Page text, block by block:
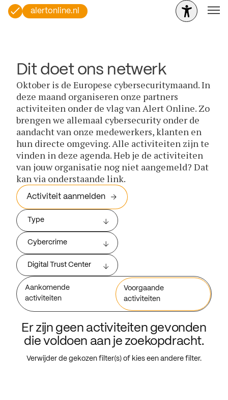
alertonline.nl
Dit doet ons netwerk
Oktober is de Europese cybersecuritymaand. In
deze maand organiseren onze partners
activiteiten onder de vlag van Alert Online. Zo
brengen we allemaal cybersecurity onder de
aandacht van onze medewerkers, klanten en
hun directe omgeving. Alle activiteiten zijn te
vinden in deze agenda. Heb je de activiteiten
van jouw organisatie nog niet aangemeld? Dat
kan via onderstaande link.
Activiteit aanmelden
Type
Cybercrime
Digital Trust Center
Aankomende
activiteiten
Voorgaande
activiteiten
Er zijn geen activiteiten gevonden
die voldoen aan je zoekopdracht.
Verwijder de gekozen filter(s) of kies een andere filter.